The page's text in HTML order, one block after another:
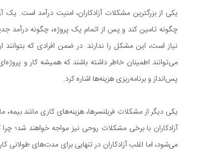
یکی از بزرگترین مشکلات آزادکاران، امنیت درآمد است. یک
چگونه تامین کند و پس از اتمام یک پروژه، چگونه درآمد
نیاز است، این مشکل را ندارند. در ضمن افرادی که
می‌توانند اطمینان خاطر داشته باشند که همیشه کار و
پس‌انداز و برنامه‌ریزی هزینه‌ها اشاره کرد.
یکی دیگر از مشکلات فریلنسرها، هزینه‌های کاری مانند
آزادکاران با برخی مشکلات روحی نیز مواجه خواهند شد؛
می‌شود، اما اغلب آزادکاران در تنهایی برای مدت‌های